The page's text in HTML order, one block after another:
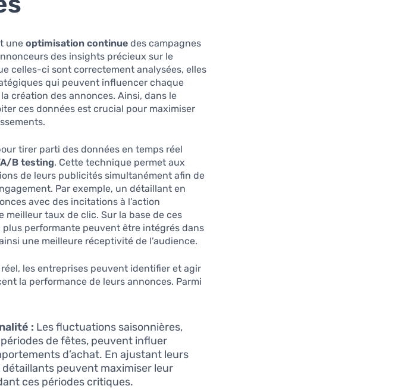
uneoptimisation continue des campagnes
des insights précieux sur le
celles-ci sont correctement analysées, elles
qui peuvent influencer chaque
création des annonces. Ainsi, dans le
ces données est crucial pour maximiser
tirer parti des données en temps réel
B testing. Cette technique permet aux
de leurs publicités simultanément afin de
Par exemple, un détaillant en
avec des incitations à l’action
taux de clic. Sur la base de ces
plus performante peuvent être intégrés dans
une meilleure réceptivité de l’audience.
les entreprises peuvent identifier et agir
la performance de leurs annonces. Parmi
: Les fluctuations saisonnières,
périodes de fêtes, peuvent influer
d’achat. En ajustant leurs
peuvent maximiser leur
ces périodes critiques.